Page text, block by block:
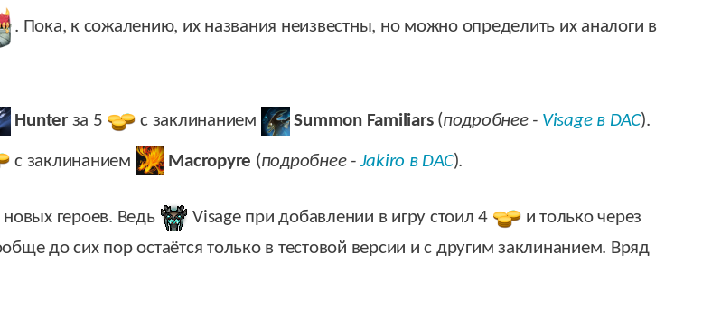
. Пока, к сожалению, их названия неизвестны, но можно определить их аналоги в
Hunterза 5 c заклинанием Summon Familiars(подробнее - Visage в DAC).
c заклинанием Macropyre (подробнее - Jakiro в DAC).
новых героев. Ведь Visageпри добавлении в игру стоил 4
и только через
до сих пор остаётся только в тестовой версии и с другим заклинанием. Вряд